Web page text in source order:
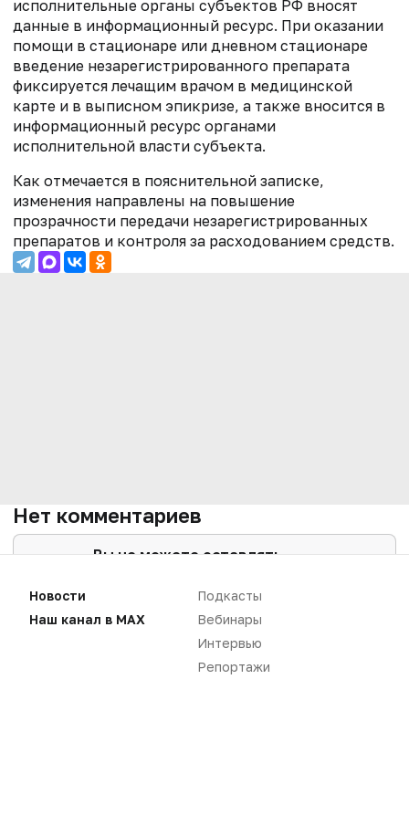
исполнительные органы субъектов РФ вносят
данные в информационный ресурс. При оказании
помощи в стационаре или дневном стационаре
введение незарегистрированного препарата
фиксируется лечащим врачом в медицинской
карте и в выписном эпикризе, а также вносится в
информационный ресурс органами
исполнительной власти субъекта.
Как отмечается в пояснительной записке,
изменения направлены на повышение
прозрачности передачи незарегистрированных
препаратов и контроля за расходованием средств.
Нет комментариев
Вы не можете оставлять
авторизуйтесь
Новости
Наш канал в MAX
Подкасты
Вебинары
Интервью
Репортажи